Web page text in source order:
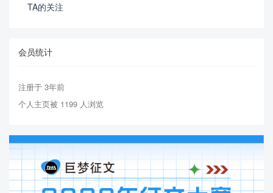
TA的关注
会员统计
注册于 3年前
个人主页被 1199 人浏览